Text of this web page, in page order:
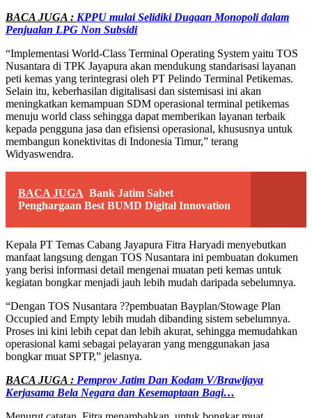
BACA JUGA : KPPU mulai Selidiki Dugaan Monopoli dalam
Penjualan LPG Non Subsidi
“Implementasi World-Class Terminal Operating System yaitu TOS
Nusantara di TPK Jayapura akan mendukung standarisasi layanan
peti kemas yang terintegrasi oleh PT Pelindo Terminal Petikemas.
Selain itu, keberhasilan digitalisasi dan sistemisasi ini akan
meningkatkan kemampuan SDM operasional terminal petikemas
menuju world class sehingga dapat memberikan layanan terbaik
kepada pengguna jasa dan efisiensi operasional, khususnya untuk
membangun konektivitas di Indonesia Timur,” terang
Widyaswendra.
BACA JUGA Bank Jatim Sabet
Penghargaan Best BUMD Digital Innovation
Kepala PT Temas Cabang Jayapura Fitra Haryadi menyebutkan
manfaat langsung dengan TOS Nusantara ini pembuatan dokumen
yang berisi informasi detail mengenai muatan peti kemas untuk
kegiatan bongkar menjadi jauh lebih mudah daripada sebelumnya.
“Dengan TOS Nusantara ??pembuatan Bayplan/Stowage Plan
Occupied and Empty lebih mudah dibanding sistem sebelumnya.
Proses ini kini lebih cepat dan lebih akurat, sehingga memudahkan
operasional kami sebagai pelayaran yang menggunakan jasa
bongkar muat SPTP,” jelasnya.
BACA JUGA : Pemprov Jatim Dan Kodam V/Brawijaya
Kerjasama Bela Negara dan Kesemaptaan Bagi…